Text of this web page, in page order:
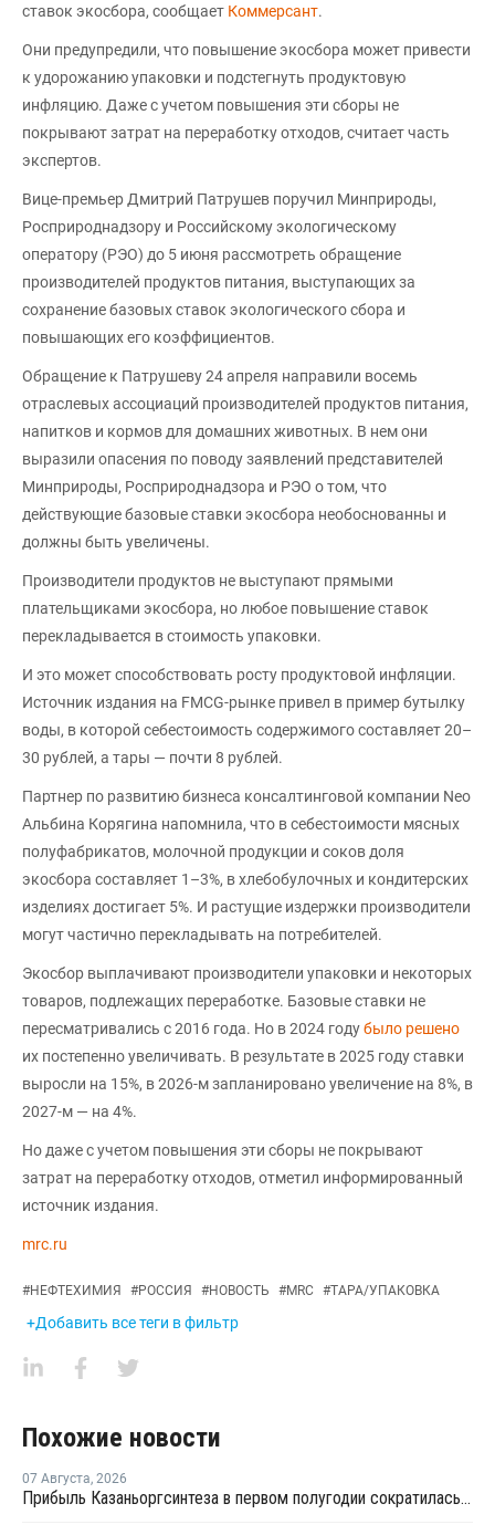
ставок экосбора, сообщает Коммерсант.
Они предупредили, что повышение экосбора может привести
к удорожанию упаковки и подстегнуть продуктовую
инфляцию. Даже с учетом повышения эти сборы не
покрывают затрат на переработку отходов, считает часть
экспертов.
Вице-премьер Дмитрий Патрушев поручил Минприроды,
Росприроднадзору и Российскому экологическому
оператору (РЭО) до 5 июня рассмотреть обращение
производителей продуктов питания, выступающих за
сохранение базовых ставок экологического сбора и
повышающих его коэффициентов.
Обращение к Патрушеву 24 апреля направили восемь
отраслевых ассоциаций производителей продуктов питания,
напитков и кормов для домашних животных. В нем они
выразили опасения по поводу заявлений представителей
Минприроды, Росприроднадзора и РЭО о том, что
действующие базовые ставки экосбора необоснованны и
должны быть увеличены.
Производители продуктов не выступают прямыми
плательщиками экосбора, но любое повышение ставок
перекладывается в стоимость упаковки.
И это может способствовать росту продуктовой инфляции.
Источник издания на FMCG-рынке привел в пример бутылку
воды, в которой себестоимость содержимого составляет 20–
30 рублей, а тары — почти 8 рублей.
Партнер по развитию бизнеса консалтинговой компании Neo
Альбина Корягина напомнила, что в себестоимости мясных
полуфабрикатов, молочной продукции и соков доля
экосбора составляет 1–3%, в хлебобулочных и кондитерских
изделиях достигает 5%. И растущие издержки производители
могут частично перекладывать на потребителей.
Экосбор выплачивают производители упаковки и некоторых
товаров, подлежащих переработке. Базовые ставки не
пересматривались с 2016 года. Но в 2024 годубыло решено
их постепенно увеличивать. В результате в 2025 году ставки
выросли на 15%, в 2026-м запланировано увеличение на 8%, в
2027-м — на 4%.
Но даже с учетом повышения эти сборы не покрывают
затрат на переработку отходов, отметил информированный
источник издания.
mrc.ru
#НЕФТЕХИМИЯ #РОССИЯ #НОВОСТЬ #MRC #ТАРА/УПАКОВКА
+Добавить все теги в фильтр
Похожие новости
07 Августа, 2026
Прибыль Казаньоргсинтеза в первом полугодии сократилась более чем в 2 раза